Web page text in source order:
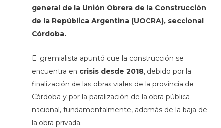
general de la Unión Obrera de la Construcción
de la República Argentina (UOCRA), seccional
Córdoba.
El gremialista apuntó que la construcción se
encuentra en crisis desde 2018, debido por la
finalización de las obras viales de la provincia de
Córdoba y por la paralización de la obra pública
nacional, fundamentalmente, además de la baja de
la obra privada.